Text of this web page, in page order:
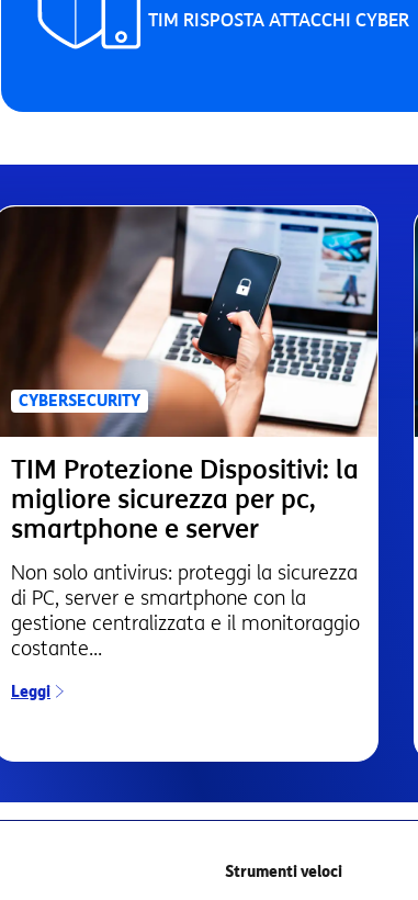
TIM RISPOSTA ATTACCHI CYBER
CYBERSECURITY
TIM Protezione Dispositivi: la
migliore sicurezza per pc,
smartphone e server
Non solo antivirus: proteggi la sicurezza
di PC, server e smartphone con la
gestione centralizzata e il monitoraggio
costante...
Leggi
Strumenti veloci